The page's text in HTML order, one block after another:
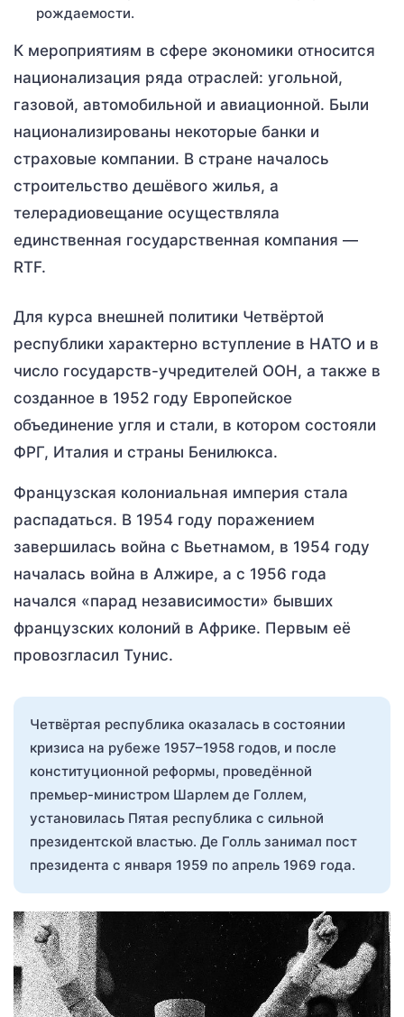
рождаемости.
К мероприятиям в сфере экономики относится
национализация ряда отраслей: угольной,
газовой, автомобильной и авиационной. Были
национализированы некоторые банки и
страховые компании. В стране началось
строительство дешёвого жилья, а
телерадиовещание осуществляла
единственная государственная компания —
RTF.
Для курса внешней политики Четвёртой
республики характерно вступление в НАТО и в
число государств-учредителей ООН, а также в
созданное в 1952 году Европейское
объединение угля и стали, в котором состояли
ФРГ, Италия и страны Бенилюкса.
Французская колониальная империя стала
распадаться. В 1954 году поражением
завершилась война с Вьетнамом, в 1954 году
началась война в Алжире, а с 1956 года
начался «парад независимости» бывших
французских колоний в Африке. Первым её
провозгласил Тунис.
Четвёртая республика оказалась в состоянии
кризиса на рубеже 1957–1958 годов, и после
конституционной реформы, проведённой
премьер-министром Шарлем де Голлем,
установилась Пятая республика с сильной
президентской властью. Де Голль занимал пост
президента с января 1959 по апрель 1969 года.